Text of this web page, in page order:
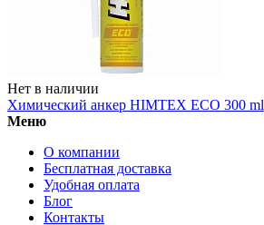
Нет в наличии
Химический анкер HIMTEX ECO 300 ml
Меню
О компании
Бесплатная доставка
Удобная оплата
Блог
Контакты